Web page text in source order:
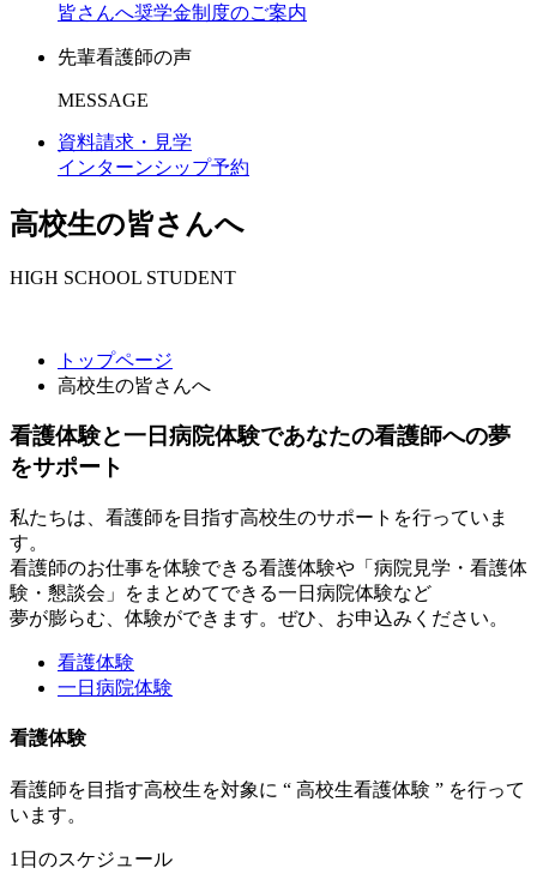
皆さんへ奨学金制度のご案内
先輩看護師の声
MESSAGE
資料請求・見学
インターンシップ予約
高校生の皆さんへ
HIGH SCHOOL STUDENT
トップページ
高校生の皆さんへ
看護体験と一日病院体験であなたの看護師への夢
をサポート
私たちは、看護師を目指す高校生のサポートを行っていま
す。
看護師のお仕事を体験できる看護体験や「病院見学・看護体
験・懇談会」をまとめてできる一日病院体験など
夢が膨らむ、体験ができます。ぜひ、お申込みください。
看護体験
一日病院体験
看護体験
看護師を目指す高校生を対象に “ 高校生看護体験 ” を行って
います。
1日のスケジュール